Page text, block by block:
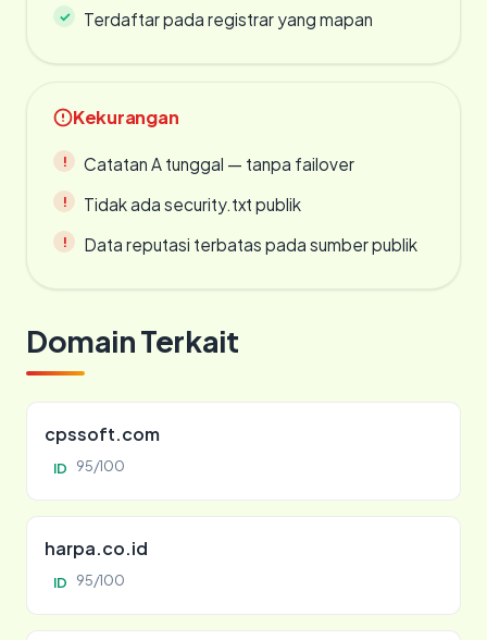
Terdaftar pada registrar yang mapan
Kekurangan
Catatan A tunggal — tanpa failover
Tidak ada security.txt publik
Data reputasi terbatas pada sumber publik
Domain Terkait
cpssoft.com
ID 95/100
harpa.co.id
ID 95/100